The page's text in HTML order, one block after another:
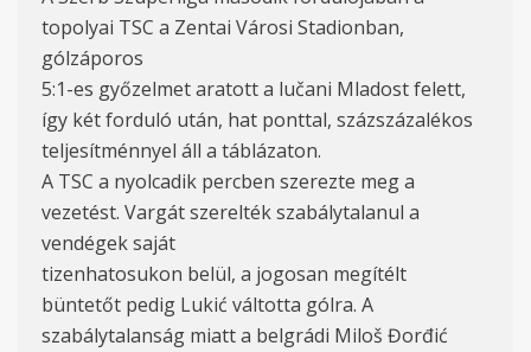
topolyai TSC a Zentai Városi Stadionban,
gólzáporos
5:1-es győzelmet aratott a lučani Mladost felett,
így két forduló után, hat ponttal, százszázalékos
teljesítménnyel áll a táblázaton.
A TSC a nyolcadik percben szerezte meg a
vezetést. Vargát szerelték szabálytalanul a
vendégek saját
tizenhatosukon belül, a jogosan megítélt
büntetőt pedig Lukić váltotta gólra. A
szabálytalanság miatt a belgrádi Miloš Đorđić